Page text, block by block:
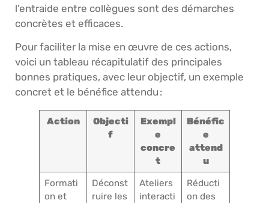
l’entraide entre collègues sont des démarches
concrètes et efficaces.
Pour faciliter la mise en œuvre de ces actions,
voici un tableau récapitulatif des principales
bonnes pratiques, avec leur objectif, un exemple
concret et le bénéfice attendu :
Action
Objecti
f
Exempl
e
concre
t
Bénéfic
e
attend
u
Formati
on et
Déconst
ruire les
Ateliers
interacti
Réducti
on des